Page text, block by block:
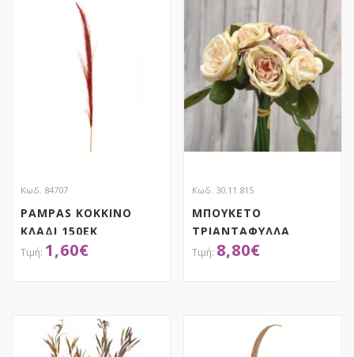
Κωδ. 84707
PAMPAS ΚΟΚΚΙΝΟ
ΚΛΑΔΙ 150EK
1,60€
Κωδ. 30.11.815
ΜΠΟΥΚΕΤΟ
ΤΡΙΑΝΤΑΦΥΛΛΑ
Σ.ΜΗΛΟ
8,80€